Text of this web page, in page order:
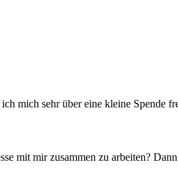
mich sehr über eine kleine Spende
mit mir zusammen zu arbeiten?